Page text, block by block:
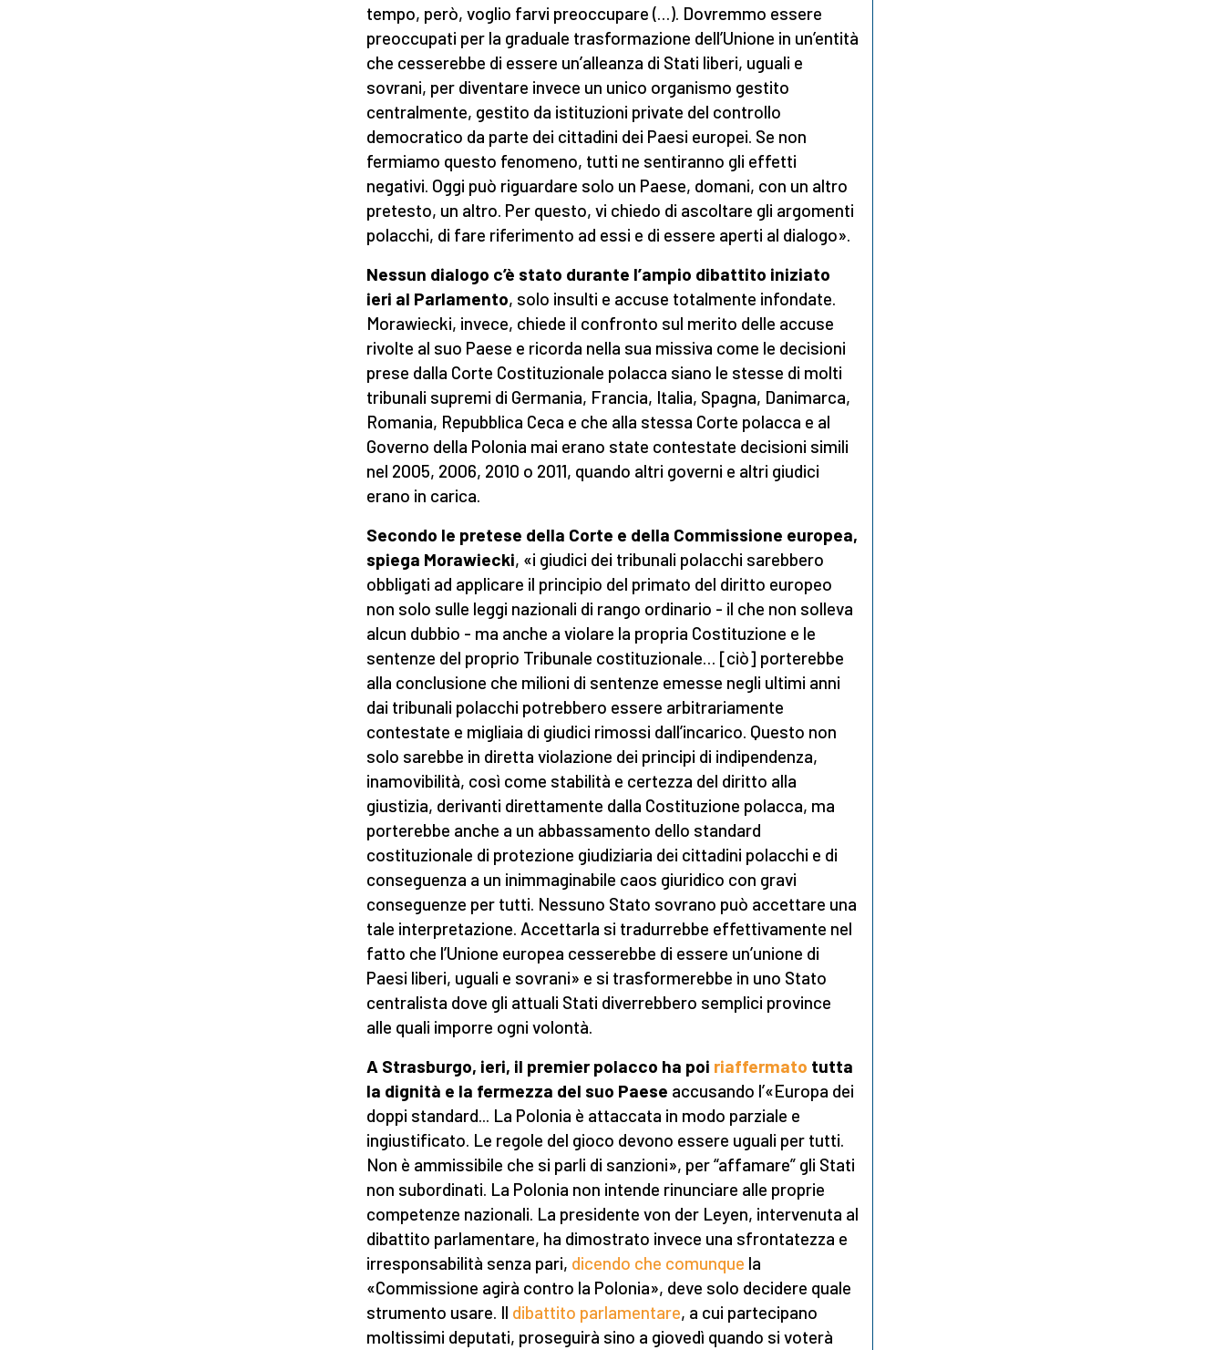
tempo, però, voglio farvi preoccupare (…). Dovremmo essere
preoccupati per la graduale trasformazione dell’Unione in un’entità
che cesserebbe di essere un’alleanza di Stati liberi, uguali e
sovrani, per diventare invece un unico organismo gestito
centralmente, gestito da istituzioni private del controllo
democratico da parte dei cittadini dei Paesi europei. Se non
fermiamo questo fenomeno, tutti ne sentiranno gli effetti
negativi. Oggi può riguardare solo un Paese, domani, con un altro
pretesto, un altro. Per questo, vi chiedo di ascoltare gli argomenti
polacchi, di fare riferimento ad essi e di essere aperti al dialogo».
Nessun dialogo c’è stato durante l’ampio dibattito iniziato
ieri al Parlamento, solo insulti e accuse totalmente infondate.
Morawiecki, invece, chiede il confronto sul merito delle accuse
rivolte al suo Paese e ricorda nella sua missiva come le decisioni
prese dalla Corte Costituzionale polacca siano le stesse di molti
tribunali supremi di Germania, Francia, Italia, Spagna, Danimarca,
Romania, Repubblica Ceca e che alla stessa Corte polacca e al
Governo della Polonia mai erano state contestate decisioni simili
nel 2005, 2006, 2010 o 2011, quando altri governi e altri giudici
erano in carica.
Secondo le pretese della Corte e della Commissione europea,
spiega Morawiecki, «i giudici dei tribunali polacchi sarebbero
obbligati ad applicare il principio del primato del diritto europeo
non solo sulle leggi nazionali di rango ordinario - il che non solleva
alcun dubbio - ma anche a violare la propria Costituzione e le
sentenze del proprio Tribunale costituzionale… [ciò] porterebbe
alla conclusione che milioni di sentenze emesse negli ultimi anni
dai tribunali polacchi potrebbero essere arbitrariamente
contestate e migliaia di giudici rimossi dall’incarico. Questo non
solo sarebbe in diretta violazione dei principi di indipendenza,
inamovibilità, così come stabilità e certezza del diritto alla
giustizia, derivanti direttamente dalla Costituzione polacca, ma
porterebbe anche a un abbassamento dello standard
costituzionale di protezione giudiziaria dei cittadini polacchi e di
conseguenza a un inimmaginabile caos giuridico con gravi
conseguenze per tutti. Nessuno Stato sovrano può accettare una
tale interpretazione. Accettarla si tradurrebbe effettivamente nel
fatto che l’Unione europea cesserebbe di essere un’unione di
Paesi liberi, uguali e sovrani» e si trasformerebbe in uno Stato
centralista dove gli attuali Stati diverrebbero semplici province
alle quali imporre ogni volontà.
A Strasburgo, ieri, il premier polacco ha poi riaffermato tutta
la dignità e la fermezza del suo Paese accusando l’«Europa dei
doppi standard... La Polonia è attaccata in modo parziale e
ingiustificato. Le regole del gioco devono essere uguali per tutti.
Non è ammissibile che si parli di sanzioni», per “affamare” gli Stati
non subordinati. La Polonia non intende rinunciare alle proprie
competenze nazionali. La presidente von der Leyen, intervenuta al
dibattito parlamentare, ha dimostrato invece una sfrontatezza e
irresponsabilità senza pari, dicendo che comunque la
«Commissione agirà contro la Polonia», deve solo decidere quale
strumento usare. Il dibattito parlamentare, a cui partecipano
moltissimi deputati, proseguirà sino a giovedì quando si voterà